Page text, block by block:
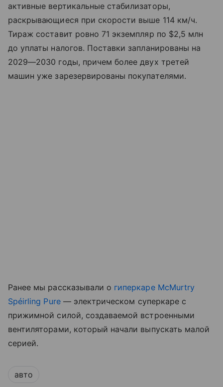
активные вертикальные стабилизаторы,
раскрывающиеся при скорости выше 114 км/ч.
Тираж составит ровно 71 экземпляр по $2,5 млн
до уплаты налогов. Поставки запланированы на
2029—2030 годы, причем более двух третей
машин уже зарезервированы покупателями.
Ранее мы рассказывали о гиперкаре McMurtry
Spéirling Pure— электрическом суперкаре с
прижимной силой, создаваемой встроенными
вентиляторами, который начали выпускать малой
серией.
авто